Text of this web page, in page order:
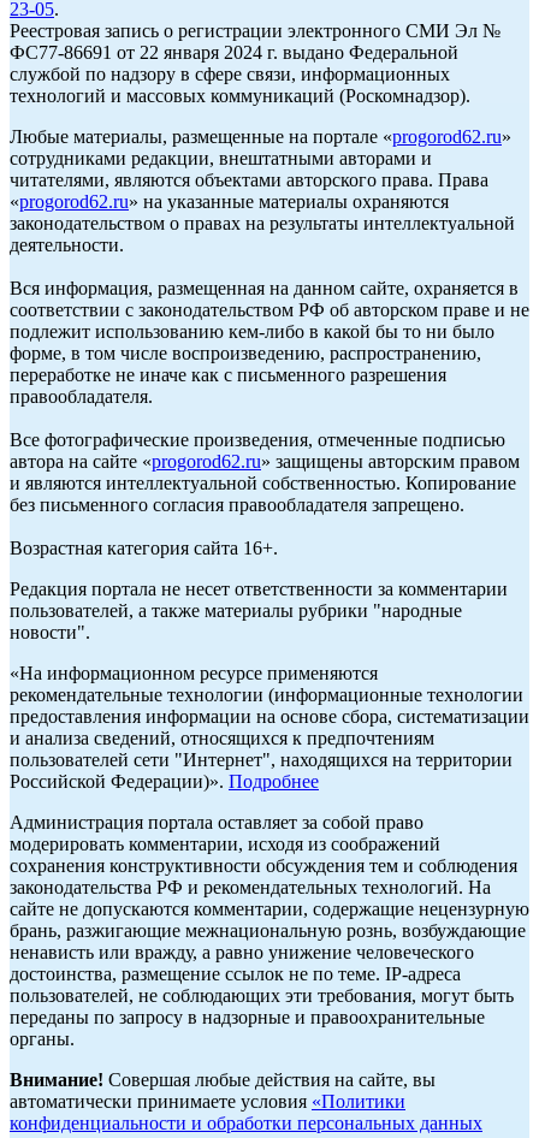
23-05.
Реестровая запись о регистрации электронного СМИ Эл №
ФС77-86691 от 22 января 2024 г. выдано Федеральной
службой по надзору в сфере связи, информационных
технологий и массовых коммуникаций (Роскомнадзор).
Любые материалы, размещенные на портале «progorod62.ru»
сотрудниками редакции, внештатными авторами и
читателями, являются объектами авторского права. Права
«progorod62.ru» на указанные материалы охраняются
законодательством о правах на результаты интеллектуальной
деятельности.
Вся информация, размещенная на данном сайте, охраняется в
соответствии с законодательством РФ об авторском праве и не
подлежит использованию кем-либо в какой бы то ни было
форме, в том числе воспроизведению, распространению,
переработке не иначе как с письменного разрешения
правообладателя.
Все фотографические произведения, отмеченные подписью
автора на сайте «progorod62.ru» защищены авторским правом
и являются интеллектуальной собственностью. Копирование
без письменного согласия правообладателя запрещено.
Возрастная категория сайта 16+.
Редакция портала не несет ответственности за комментарии
пользователей, а также материалы рубрики "народные
новости".
«На информационном ресурсе применяются
рекомендательные технологии (информационные технологии
предоставления информации на основе сбора, систематизации
и анализа сведений, относящихся к предпочтениям
пользователей сети "Интернет", находящихся на территории
Российской Федерации)». Подробнее
Администрация портала оставляет за собой право
модерировать комментарии, исходя из соображений
сохранения конструктивности обсуждения тем и соблюдения
законодательства РФ и рекомендательных технологий. На
сайте не допускаются комментарии, содержащие нецензурную
брань, разжигающие межнациональную рознь, возбуждающие
ненависть или вражду, а равно унижение человеческого
достоинства, размещение ссылок не по теме. IP-адреса
пользователей, не соблюдающих эти требования, могут быть
переданы по запросу в надзорные и правоохранительные
органы.
Внимание! Совершая любые действия на сайте, вы
автоматически принимаете условия «Политики
конфиденциальности и обработки персональных данных